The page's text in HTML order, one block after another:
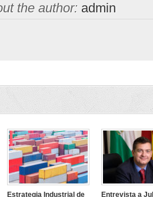
the author: admin
Estrategia Industrial de
Entrevista a